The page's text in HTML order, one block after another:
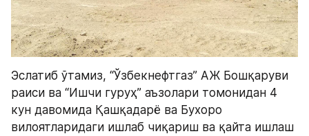
Эслатиб ўтамиз, “Ўзбекнефтгаз” АЖ Бошқаруви
раиси ва “Ишчи гуруҳ” аъзолари томонидан 4
кун давомида Қашқадарё ва Бухоро
вилоятларидаги ишлаб чиқариш ва қайта ишлаш